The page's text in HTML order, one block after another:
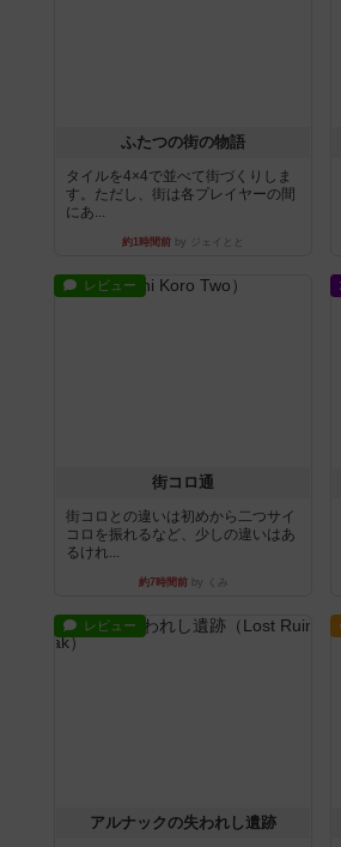
ふたつの街の物語
タイルを4×4で並べて街づくりしま
す。ただし、街は各プレイヤーの間
にあ...
約1時間前 by ジェイとと
レビュー
街コロ通
街コロとの違いは初めから二つサイ
コロを振れるなど、少しの違いはあ
るけれ...
約7時間前by くみ
レビュー
アルナックの失われし遺跡